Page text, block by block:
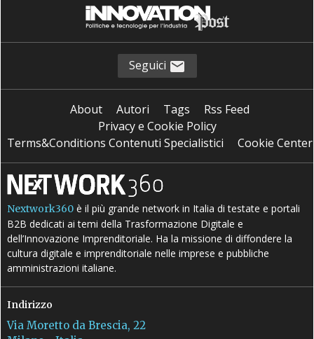
Seguici
About Autori Tags
Rss Feed
Privacy e Cookie Policy
Terms&Conditions Contenuti Specialistici
Cookie Center
Nextwork360 è il più grande network in Italia di testate e portali
B2B dedicati ai temi della Trasformazione Digitale e
dell’Innovazione Imprenditoriale. Ha la missione di diffondere la
cultura digitale e imprenditoriale nelle imprese e pubbliche
amministrazioni italiane.
Indirizzo
Via Moretto da Brescia, 22